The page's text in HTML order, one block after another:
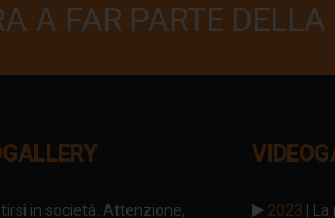
A FAR PARTE
in società. Attenzione, 2023 |